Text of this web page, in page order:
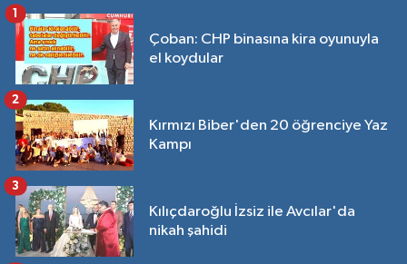
Çoban: CHP binasına kira oyunuyla
el koydular
1
Kırmızı Biber'den 20 öğrenciye Yaz
Kampı
2
Kılıçdaroğlu İzsiz ile Avcılar'da
nikah şahidi
3